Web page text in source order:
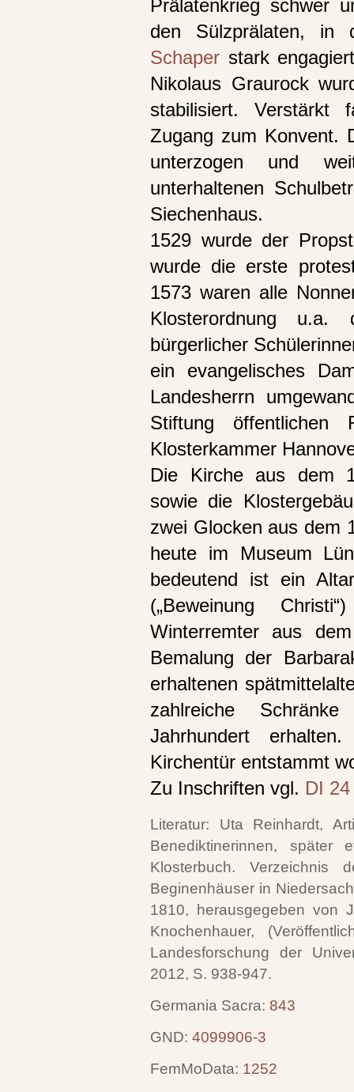
Prälatenkrieg schwer
den Sülzprälaten,
Schaper stark
Nikolaus Graurock
stabilisiert. Verstärkt
Zugang zum Konvent.
unterzogen und
unterhaltenen
Siechenhaus.
1529 wurde der
wurde die erste
1573 waren alle
Klosterordnung u.a.
bürgerlicher
ein evangelisches
Landesherrn
Stiftung öffentlichen
Klosterkammer
Die Kirche aus dem
sowie die
zwei Glocken aus dem
heute im Museum
bedeutend ist ein
(„Beweinung
Winterremter aus
Bemalung der
erhaltenen
zahlreiche
Jahrhundert
Kirchentür entstammt
Zu Inschriften vgl. DI 24
Literatur: Uta Reinhardt,
Benediktinerinnen, später
Klosterbuch. Verzeichnis
Beginenhäuser in
1810, herausgegeben von
Knochenhauer,
Landesforschung der
2012, S. 938-947.
Germania Sacra: 843
GND: 4099906-3
FemMoData: 1252